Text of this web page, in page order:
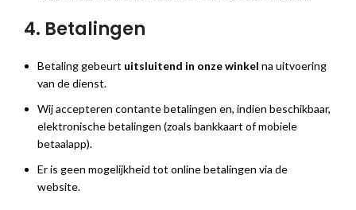
4. Betalingen
Betaling gebeurt uitsluitend in onze winkel na uitvoering
van de dienst.
Wij accepteren contante betalingen en, indien beschikbaar,
elektronische betalingen (zoals bankkaart of mobiele
betaalapp).
Er is geen mogelijkheid tot online betalingen via de
website.